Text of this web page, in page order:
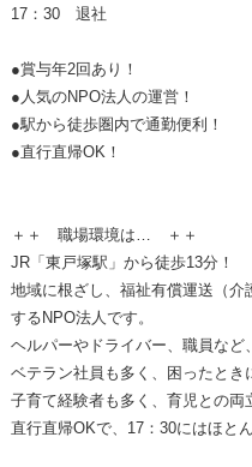
17：30 退社
●賞与年2回あり！
●人気のNPO法人の運営！
●駅から徒歩圏内で通勤便利！
●直行直帰OK！
＋＋ 職場環境は… ＋＋
JR「東戸塚駅」から徒歩13分！
地域に根ざし、福祉有償運送（
するNPO法人です。
ヘルパーやドライバー、職員など
ベテラン社員も多く、困ったと
子育て経験者も多く、育児との両
直行直帰OKで、17：30にはほと